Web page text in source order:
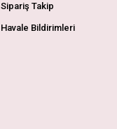
Sipariş Takip
Havale Bildirimleri